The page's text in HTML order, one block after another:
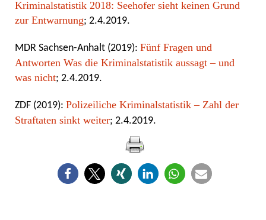
Kriminalstatistik 2018: Seehofer sieht keinen Grund
zur Entwarnung; 2.4.2019.
MDR Sachsen-Anhalt (2019): Fünf Fragen und
Antworten Was die Kriminalstatistik aussagt – und
was nicht; 2.4.2019.
ZDF (2019): Polizeiliche Kriminalstatistik – Zahl der
Straftaten sinkt weiter; 2.4.2019.